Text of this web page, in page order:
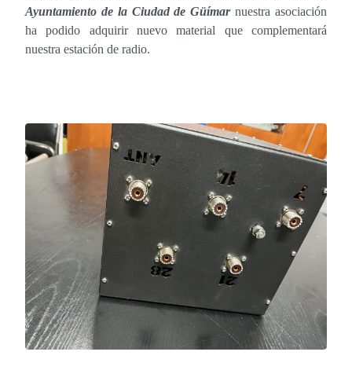
Ayuntamiento de la Ciudad de Güímarnuestra asociación
ha podido adquirir nuevo material que complementará
nuestra estación de radio.